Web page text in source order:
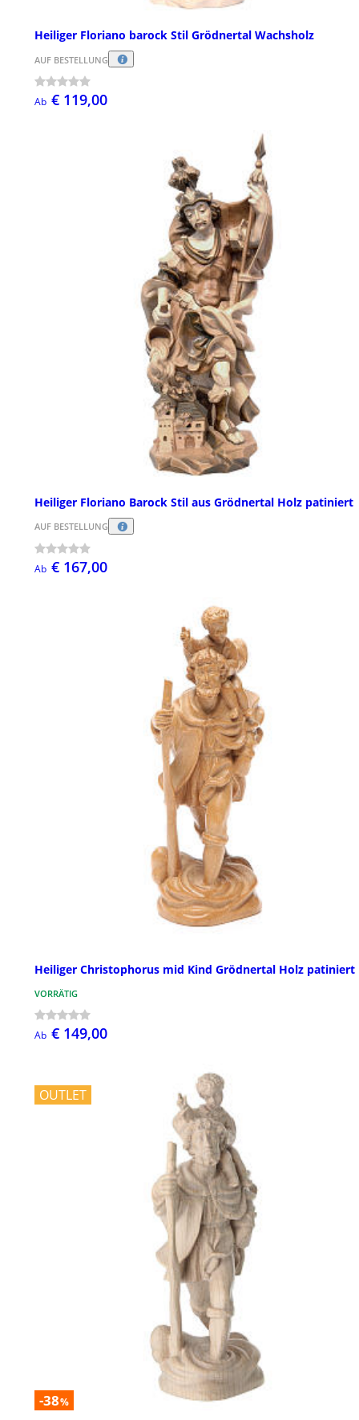
Heiliger Floriano barock Stil Grödnertal Wachsholz
AUF BESTELLUNG
Ab € 119,00
Heiliger Floriano Barock Stil aus Grödnertal Holz patiniert
AUF BESTELLUNG
Ab € 167,00
Heiliger Christophorus mid Kind Grödnertal Holz patiniert
VORRÄTIG
Ab € 149,00
OUTLET
-38%